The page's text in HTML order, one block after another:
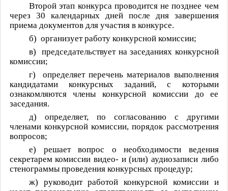
Второй этап конкурса проводится не позднее чем
через 30 календарных дней после дня завершения
приема документов для участия в конкурсе.
б) организует работу конкурсной комиссии;
в)
председательствует на заседаниях конкурсной
комиссии;
г)
определяет перечень материалов выполнения
кандидатами конкурсных заданий, с которыми
ознакомляются члены конкурсной комиссии до ее
заседания.
д)
определяет, по согласованию с другими
членами конкурсной комиссии, порядок рассмотрения
вопросов;
е)
решает вопрос о необходимости ведения
секретарем комиссии видео- и (или) аудиозаписи либо
стенограммы проведения конкурсных процедур;
ж)
руководит работой конкурсной комиссии и